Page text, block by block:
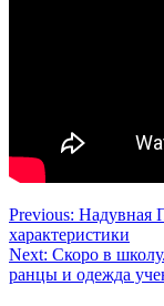
Навигация
по
записям
Previous: Надувная
характеристики
Next: Скоро в
ранцы и одежда